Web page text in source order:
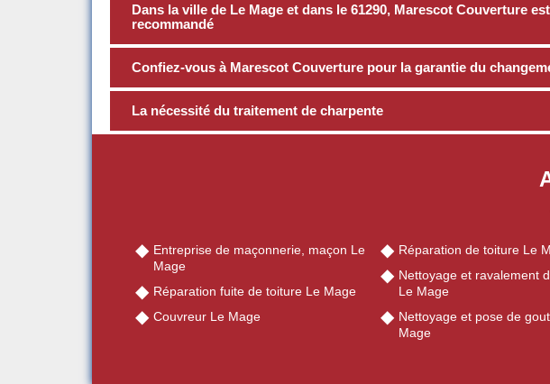
Dans la ville de Le Mage et dans le 61290, Marescot Couverture
recommandé
Confiez-vous à Marescot Couverture pour la garantie du
La nécessité du traitement de charpente
Entreprise de maçonnerie, maçon Le
Mage
Réparation fuite de toiture Le Mage
Couvreur Le Mage
Réparation de toiture Le
Nettoyage et ravalement
Le Mage
Nettoyage et pose de
Mage